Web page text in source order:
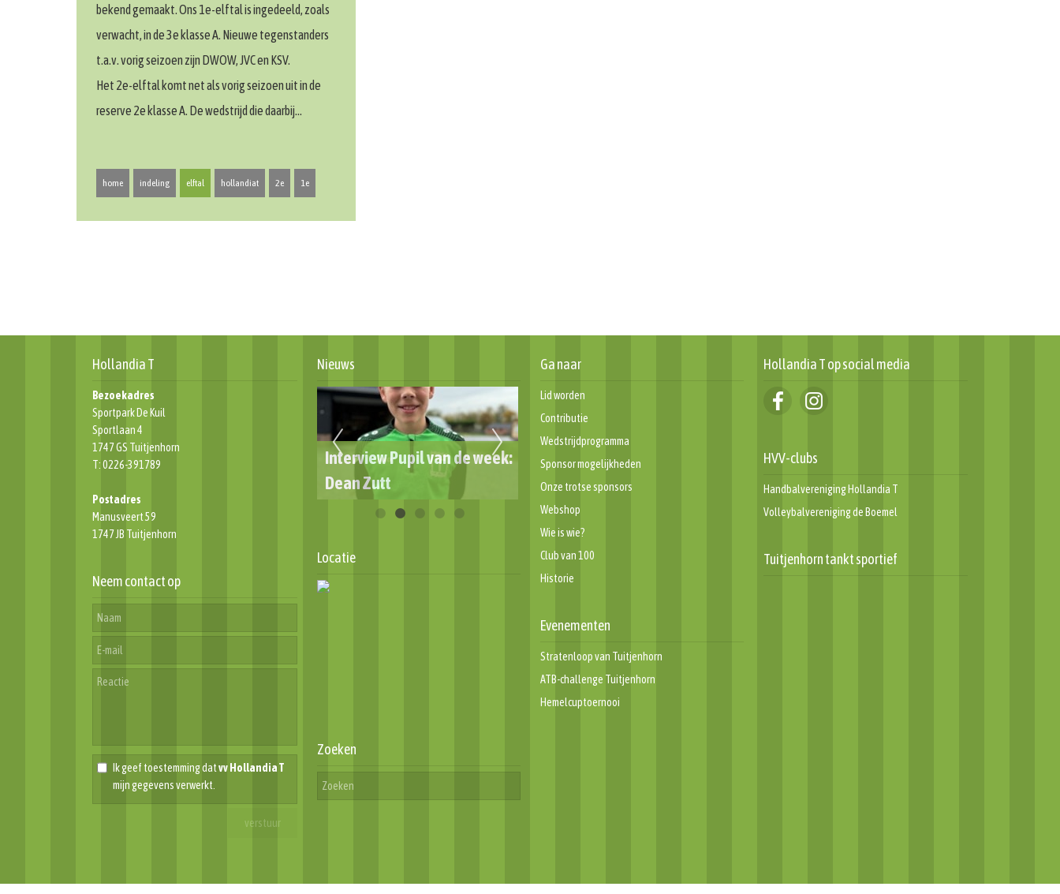
bekend gemaakt. Ons 1e-elftal is ingedeeld, zoals
verwacht, in de 3e klasse A. Nieuwe tegenstanders
t.a.v. vorig seizoen zijn DWOW, JVC en KSV.
Het 2e-elftal komt net als vorig seizoen uit in de
reserve 2e klasse A. De wedstrijd die daarbij…
home indeling elftal hollandiat 2e 1e
Hollandia T
Bezoekadres
Sportpark De Kuil
Sportlaan 4
1747 GS Tuitjenhorn
T: 0226-391789
Postadres
Manusveert 59
1747 JB Tuitjenhorn
Neem contact op
Ik geef toestemming datvv Hollandia T
mijn gegevens verwerkt.
Nieuws
terugblik ATB
👋 AFSCHEID VAN CLUBICONEN Interview Pupil van de week:
Dean Zutt
Week van de Scheidsrechter! Informatiegids leden 2024
Locatie
Zoeken
Ga naar
Lid worden
Contributie
Wedstrijdprogramma
Sponsor mogelijkheden
Onze trotse sponsors
Webshop
Wie is wie?
Club van 100
Historie
Evenementen
Stratenloop van Tuitjenhorn
ATB-challenge Tuitjenhorn
Hemelcuptoernooi
Hollandia T op social media
HVV-clubs
Handbalvereniging Hollandia T
Volleybalvereniging de Boemel
Tuitjenhorn tankt sportief